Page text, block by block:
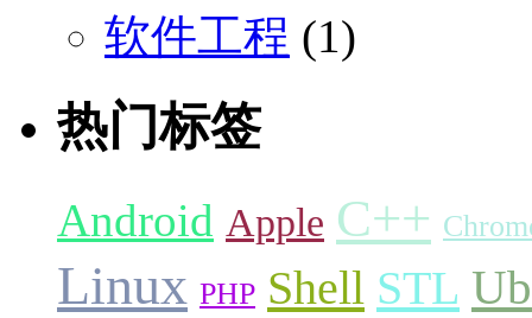
软件工程 (1)
热门标签
Android Apple C++
Linux PHP Shell STL